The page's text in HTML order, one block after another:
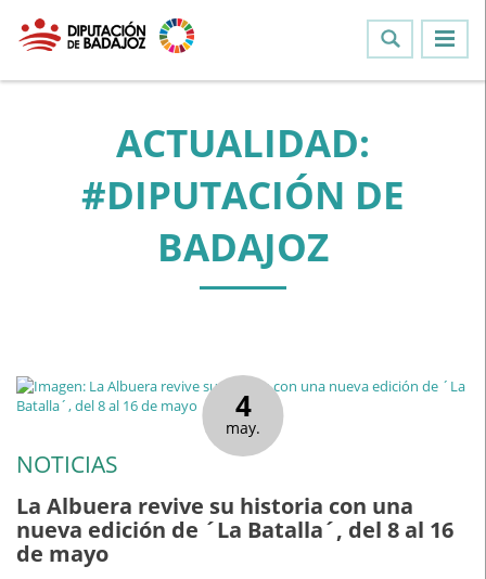
ACTUALIDAD:
#DIPUTACIÓN DE
BADAJOZ
4
may.
NOTICIAS
La Albuera revive su historia con una
nueva edición de ´La Batalla´, del 8 al 16
de mayo